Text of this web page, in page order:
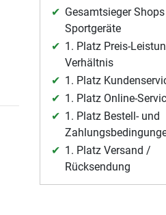
Gesamtsieger Shops
Sportgeräte
1. Platz Preis-
Verhältnis
1. Platz
1. Platz Online-
1. Platz Bestell- und
1. Platz Versand /
Rücksendung